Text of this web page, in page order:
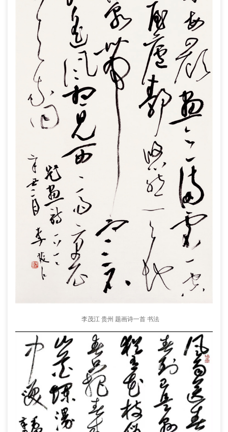
李茂江 贵州 题画诗一首 书法